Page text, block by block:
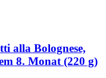
alla Bolognese,
8. Monat (220 g)